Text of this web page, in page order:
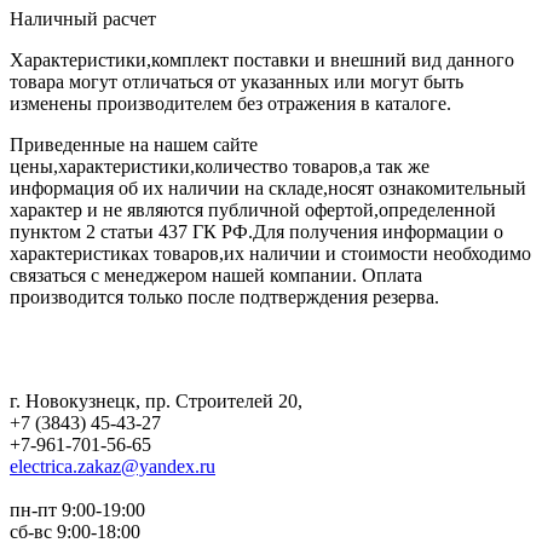
Наличный расчет
Характеристики,комплект поставки и внешний вид данного
товара могут отличаться от указанных или могут быть
изменены производителем без отражения в каталоге.
Приведенные на нашем сайте
цены,характеристики,количество товаров,а так же
информация об их наличии на складе,носят ознакомительный
характер и не являются публичной офертой,определенной
пунктом 2 статьи 437 ГК РФ.Для получения информации о
характеристиках товаров,их наличии и стоимости необходимо
связаться с менеджером нашей компании. Оплата
производится только после подтверждения резерва.
г. Новокузнецк, пр. Строителей 20,
+7 (3843) 45-43-27
+7-961-701-56-65
electrica.zakaz@yandex.ru
пн-пт 9:00-19:00
сб-вс 9:00-18:00